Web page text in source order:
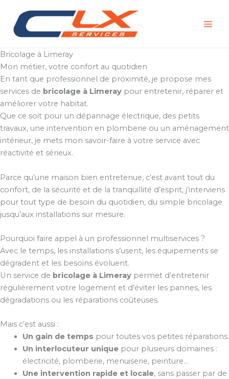
contenu
Bricolage à Limeray
Mon métier, votre confort au quotidien
En tant que professionnel de proximité, je propose mes
services de bricolage à Limeray pour entretenir, réparer et
améliorer votre habitat.
Que ce soit pour un dépannage électrique, des petits
travaux, une intervention en plomberie ou un aménagement
intérieur, je mets mon savoir-faire à votre service avec
réactivité et sérieux.
Parce qu’une maison bien entretenue, c’est avant tout du
confort, de la sécurité et de la tranquillité d’esprit, j’interviens
pour tout type de besoin du quotidien, du simple bricolage
jusqu’aux installations sur mesure.
Pourquoi faire appel à un professionnel multiservices ?
Avec le temps, les installations s’usent, les équipements se
dégradent et les besoins évoluent.
Un service de bricolage à Limeray permet d’entretenir
régulièrement votre logement et d’éviter les pannes, les
dégradations ou les réparations coûteuses.
Mais c’est aussi :
Un gain de temps pour toutes vos petites réparations.
Un interlocuteur uniquepour plusieurs domaines :
électricité, plomberie, menuiserie, peinture…
Une intervention rapide et locale, sans passer par de